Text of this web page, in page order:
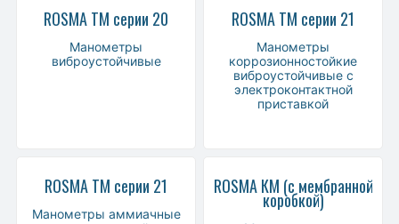
ROSMA ТМ серии 20
Манометры
виброустойчивые
ROSMA ТМ серии 21
Манометры
коррозионностойкие
виброустойчивые с
электроконтактной
приставкой
ROSMA ТМ серии 21
Манометры аммиачные
ROSMA КМ (с мембранной
коробкой)